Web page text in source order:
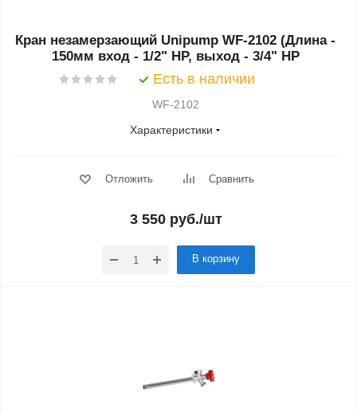
Кран незамерзающий Unipump WF-2102 (Длина -
150мм вход - 1/2" НР, выход - 3/4" НР
Есть в наличии
WF-2102
Характеристики
Отложить Сравнить
3 550руб./шт
В корзину